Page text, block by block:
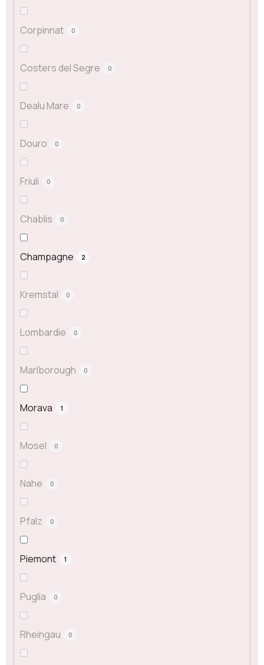
Corpinnat 0
Costers del Segre 0
Dealu Mare 0
Douro 0
Friuli 0
Chablis 0
Champagne 2
Kremstal 0
Lombardie 0
Marlborough 0
Morava 1
Mosel 0
Nahe 0
Pfalz 0
Piemont 1
Puglia 0
Rheingau 0